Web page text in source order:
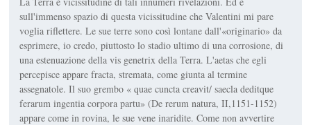
sull'immenso spazio di questa vicissitudine che Valentini mi pare
voglia riflettere. Le sue terre sono così lontane dall'«originario» da
esprimere, io credo, piuttosto lo stadio ultimo di una corrosione, di
una estenuazione della vis genetrix della Terra. L'aetas che egli
percepisce appare fracta, stremata, come giunta al termine
assegnatole. Il suo grembo « quae cuncta creavit/ saecla deditque
ferarum ingentia corpora partu» (De rerum natura, II,1151-1152)
appare come in rovina, le sue vene inaridite. Come non avvertire